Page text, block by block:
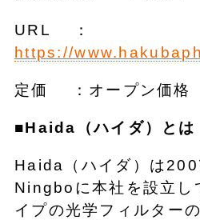
URL ：
https://
定価 ：オープン価格
■Haida（ハイダ）とは
Haida（ハイダ）は
Ningboに本社を設立し
イプの光学フィルター